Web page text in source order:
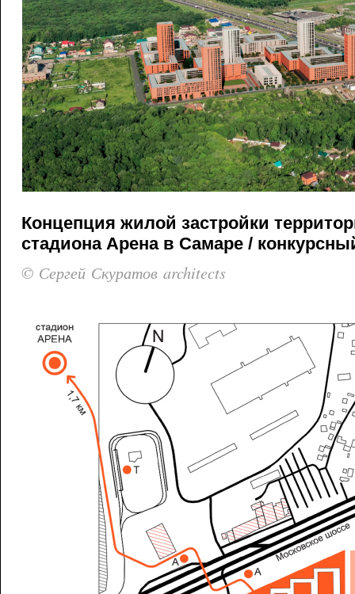
Концепция жилой застройки
стадиона Арена в Самаре /
© Сергей Скуратов architects